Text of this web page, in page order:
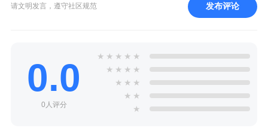
请文明发言，遵守社区规范 发布评论
0.0
0人评分
★ ★ ★ ★ ★
★ ★ ★ ★
★ ★ ★
★ ★
★